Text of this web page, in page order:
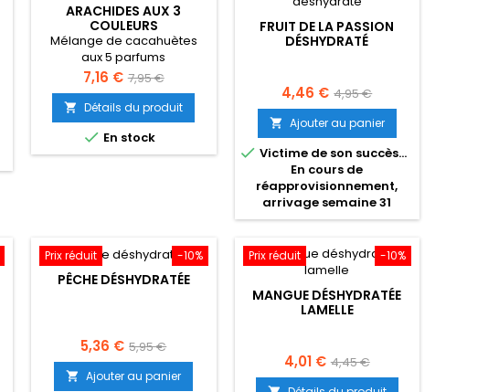
ARACHIDES AUX 3
COULEURS
Mélange de cacahuètes
aux 5 parfums
Prix
7,16 € Prix
de
base
7,95 €
 Détails du produit
 En stock
FRUIT DE LA PASSION
DÉSHYDRATÉ
Prix
4,46 € Prix
de
base
4,95 €
 Ajouter au panier
 Victime de son succès...
En cours de
réapprovisionnement,
arrivage semaine 31
-10%
Prix réduit
PÊCHE DÉSHYDRATÉE
Prix
5,36 € Prix
5,95 €
 Ajouter au panier
-10%
Prix réduit
MANGUE DÉSHYDRATÉE
LAMELLE
Prix
4,01 € Prix
de
4,45 €